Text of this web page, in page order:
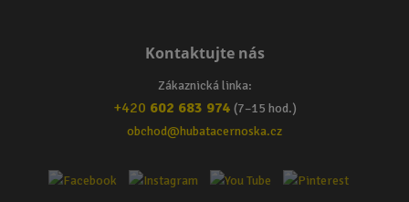
Kontaktujte nás
Zákaznická linka:
+420 602 683 974 (7–15 hod.)
obchod@hubatacernoska.cz